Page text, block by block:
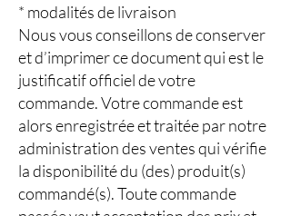
* modalités de livraison
Nous vous conseillons de conserver
et d’imprimer ce document qui est le
justificatif officiel de votre
commande. Votre commande est
alors enregistrée et traitée par notre
administration des ventes qui vérifie
la disponibilité du (des) produit(s)
commandé(s). Toute commande